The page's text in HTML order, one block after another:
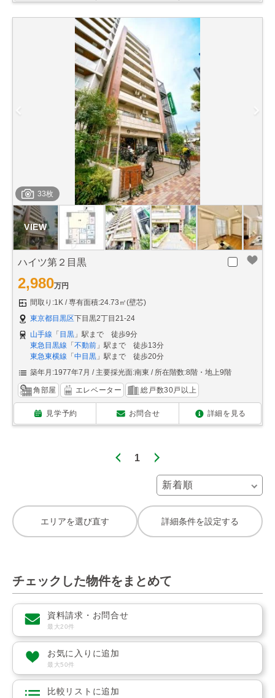
33枚
ハイツ第２目黒
2,980万円
間取り:1K
専有面積:24.73㎡(壁芯)
東京都目黒区下目黒2丁目21-24
山手線 「目黒 」駅まで 徒歩9分
東急目黒線 「不動前 」駅まで 徒歩13分
東急東横線 「中目黒 」駅まで 徒歩20分
築年月:1977年7月
主要採光面:南東 所在階数:8階・地上9階
角部屋 エレベーター 総戸数30戸以上
見学予約 お問合せ 詳細を見る
1
エリアを選び直す 詳細条件を設定する
チェックした物件をまとめて
資料請求・お問合せ
最大20件
お気に入りに追加
最大50件
比較リストに追加